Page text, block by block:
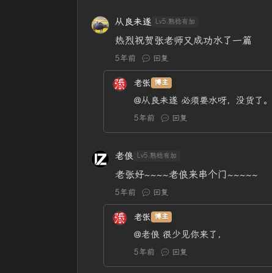
从良未遂 Lv5.熟稔有加
热烈祝贺张老师又成功水了一篇
5年前 回复
老张 博主
@从良未遂 必须要水呀，没货了。
5年前 回复
老俍 Lv5.熟稔有加
老张好~~~~老俍来串个门~~~~~
5年前 回复
老张 博主
@老俍 很少见你来了，
5年前 回复